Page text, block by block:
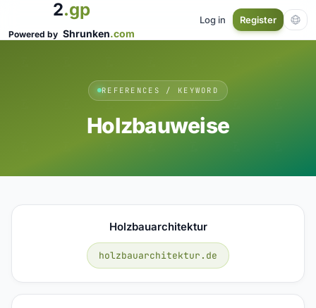
2.gp
Powered by Shrunken.com
Log in Register
REFERENCES / KEYWORD
Holzbauweise
Holzbauarchitektur
holzbauarchitektur.de